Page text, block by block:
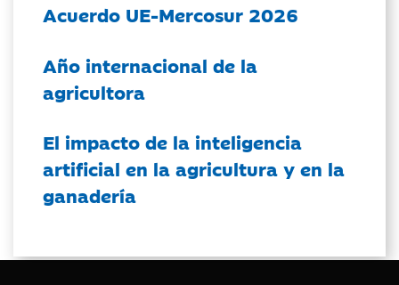
Acuerdo UE-Mercosur 2026
Año internacional de la
agricultora
El impacto de la inteligencia
artificial en la agricultura y en la
ganadería